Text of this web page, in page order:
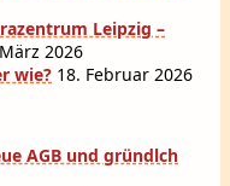
Leipzig –
2026
wie? 18. Februar 2026
AGB und gründlch